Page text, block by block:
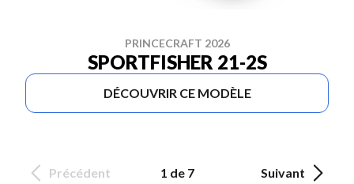
PRINCECRAFT 2026
SPORTFISHER 21-2S
DÉCOUVRIR CE MODÈLE
Précédent 1 de 7 Suivant